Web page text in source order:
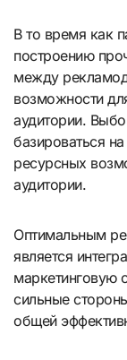
В то время как
построению
между
возможности
аудитории.
базироваться
ресурсных
аудитории.
Оптимальным
является
маркетинговую
сильные
общей